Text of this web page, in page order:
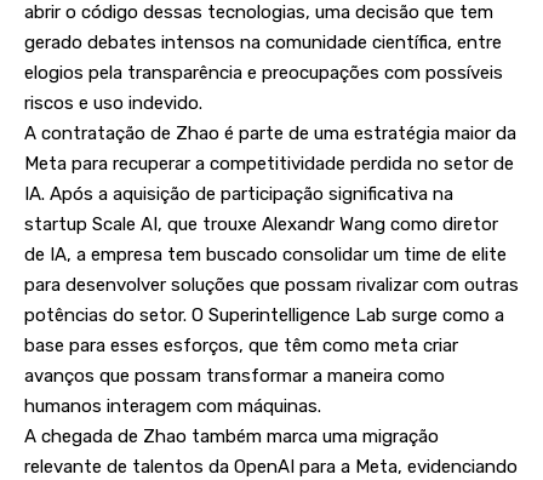
abrir o código dessas tecnologias, uma decisão que tem
gerado debates intensos na comunidade científica, entre
elogios pela transparência e preocupações com possíveis
riscos e uso indevido.
A contratação de Zhao é parte de uma estratégia maior da
Meta para recuperar a competitividade perdida no setor de
IA. Após a aquisição de participação significativa na
startup Scale AI, que trouxe Alexandr Wang como diretor
de IA, a empresa tem buscado consolidar um time de elite
para desenvolver soluções que possam rivalizar com outras
potências do setor. O Superintelligence Lab surge como a
base para esses esforços, que têm como meta criar
avanços que possam transformar a maneira como
humanos interagem com máquinas.
A chegada de Zhao também marca uma migração
relevante de talentos da OpenAI para a Meta, evidenciando